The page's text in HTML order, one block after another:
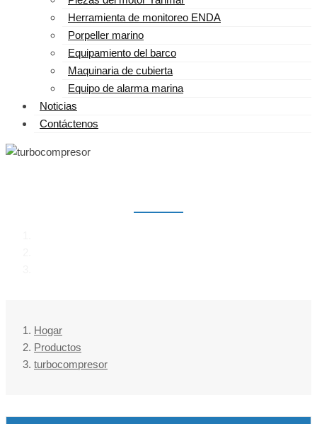
Herramienta de monitoreo ENDA
Porpeller marino
Equipamiento del barco
Maquinaria de cubierta
Equipo de alarma marina
Noticias
Contáctenos
Hogar
Productos
turbocompresor